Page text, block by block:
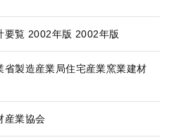
要覧 2002年版 2002年版
省製造産業局住宅産業窯業建材
産業協会